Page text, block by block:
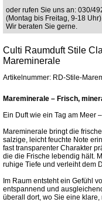
oder rufen Sie uns an: 030/
(Montag bis Freitag, 9-18
Wir beraten Sie gerne.
Culti Raumduft Stile
Mareminerale
Artikelnummer: RD-Stile-
Mareminerale – Frisch,
Ein Duft wie ein Tag am Meer
Mareminerale bringt die
salzige, leicht feuchte Note
fast transparenter Charakter
die die Frische lebendig hält.
ruhige Tiefe und verleiht dem
Im Raum entsteht ein Gefühl
entspannend und
überall dort, wo Sie eine